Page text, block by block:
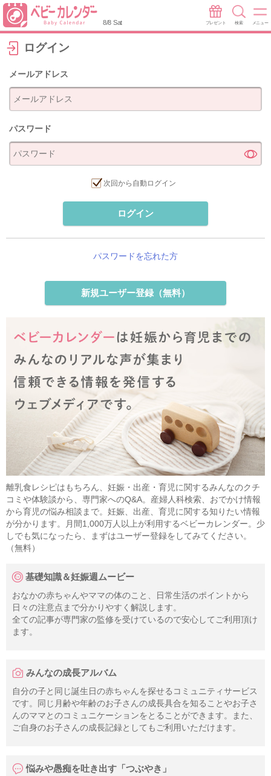
8/8 Sat プレゼント 検索 メニュー
ログイン
メールアドレス
パスワード
次回から自動ログイン
ログイン
パスワードを忘れた方
新規ユーザー登録（無料）
離乳食レシピはもちろん、妊娠・出産・育児に関するみんなのクチ
コミや体験談から、専門家へのQ&A。産婦人科検索、おでかけ情報
から育児の悩み相談まで。妊娠、出産、育児に関する知りたい情報
が分かります。月間1,000万人以上が利用するベビーカレンダー。少
しでも気になったら、まずはユーザー登録をしてみてください。
（無料）
基礎知識＆妊娠週ムービー
おなかの赤ちゃんやママの体のこと、日常生活のポイントから
日々の注意点まで分かりやすく解説します。
全ての記事が専門家の監修を受けているので安心してご利用頂け
ます。
みんなの成長アルバム
自分の子と同じ誕生日の赤ちゃんを探せるコミュニティサービス
です。同じ月齢や年齢のお子さんの成長具合を知ることやお子さ
んのママとのコミュニケーションをとることができます。また、
ご自身のお子さんの成長記録としてもご利用いただけます。
悩みや愚痴を吐き出す「つぶやき」